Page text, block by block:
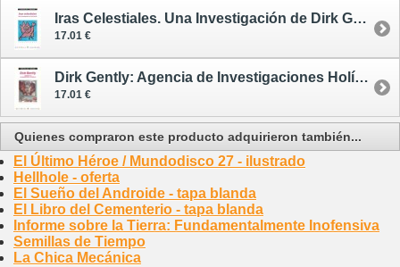
Iras Celestiales. Una Investigación de Dirk Gently
17.01 €
Dirk Gently: Agencia de Investigaciones Holísticas
17.01 €
Quienes compraron este producto adquirieron también...
El Último Héroe / Mundodisco 27 - ilustrado
Hellhole - oferta
El Sueño del Androide - tapa blanda
El Libro del Cementerio - tapa blanda
Informe sobre la Tierra: Fundamentalmente Inofensiva
Semillas de Tiempo
La Chica Mecánica